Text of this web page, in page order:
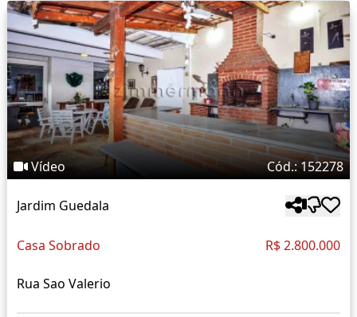
Vídeo Cód.: 152278
Jardim Guedala
Casa Sobrado R$ 2.800.000
Rua Sao Valerio